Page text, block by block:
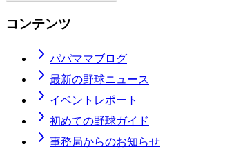
コンテンツ
パパママブログ
最新の野球ニュース
イベントレポート
初めての野球ガイド
事務局からのお知らせ